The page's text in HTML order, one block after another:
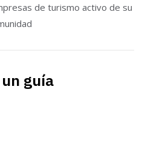
de turismo activo de su
guía